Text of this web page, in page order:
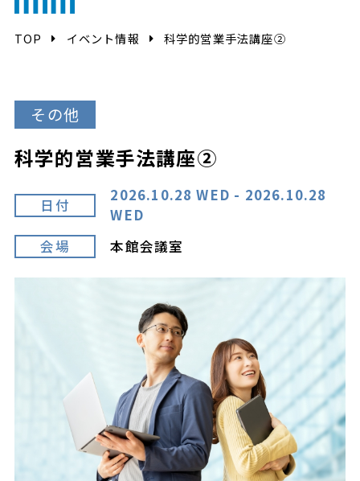
TOP イベント情報 科学的営業手法講座②
その他
科学的営業手法講座②
日付
2026.10.28 WED - 2026.10.28
WED
会場
本館会議室